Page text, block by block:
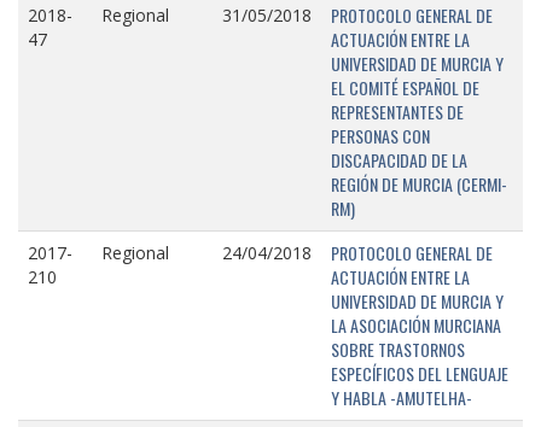
2018-
47
Regional 31/05/2018
PROTOCOLO GENERAL DE
ACTUACIÓN ENTRE LA
UNIVERSIDAD DE MURCIA Y
EL COMITÉ ESPAÑOL DE
REPRESENTANTES DE
PERSONAS CON
DISCAPACIDAD DE LA
REGIÓN DE MURCIA (CERMI-
RM)
2017-
210
Regional 24/04/2018
PROTOCOLO GENERAL DE
ACTUACIÓN ENTRE LA
UNIVERSIDAD DE MURCIA Y
LA ASOCIACIÓN MURCIANA
SOBRE TRASTORNOS
ESPECÍFICOS DEL LENGUAJE
Y HABLA -AMUTELHA-